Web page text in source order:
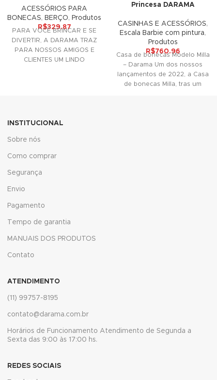
panel
panel
panel
panel
panel
ACESSÓRIOS PARA
BONECAS, BERÇO, Produtos
R$329.87
PARA VOCÊ BRINCAR E SE
DIVERTIR, A DARAMA TRAZ
PARA NOSSOS AMIGOS E
CLIENTES UM LINDO
Princesa DARAMA
CASINHAS E ACESSÓRIOS,
Escala Barbie com pintura,
Produtos
R$760.96
Casa de bonecas Modelo Milla
– Darama Um dos nossos
lançamentos de 2022, a Casa
de bonecas Milla, tras um
INSTITUCIONAL
Sobre nós
Como comprar
Segurança
Envio
Pagamento
Tempo de garantia
MANUAIS DOS PRODUTOS
Contato
ATENDIMENTO
(11) 99757-8195
contato@darama.com.br
Horários de Funcionamento Atendimento de Segunda a
Sexta das 9:00 às 17:00 hs.
REDES SOCIAIS